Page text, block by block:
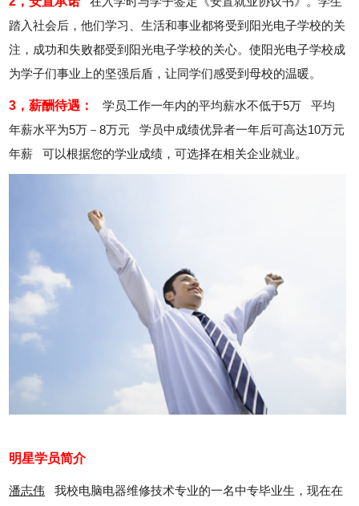
踏入社会后，他们学习、生活和事业都将受到阳光电子学校的关
注，成功和失败都受到阳光电子学校的关心。使阳光电子学校成
为学子们事业上的坚强后盾，让同学们感受到母校的温暖。
3，薪酬待遇：
学员工作一年内的平均薪水不低于5万 平均
年薪水平为5万－8万元 学员中成绩优异者一年后可高达10万元
年薪 可以根据您的学业成绩，可选择在相关企业就业。
明星学员简介
潘志伟 我校电脑电器维修技术专业的一名中专毕业生，现在在